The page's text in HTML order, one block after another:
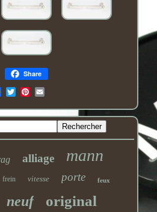
Share
Email
alliage mann
frein vitesse porte feux
neuf original